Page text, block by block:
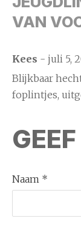
VAN
Kees - juli 5,
Blijkbaar
foplintjes,
Naam *